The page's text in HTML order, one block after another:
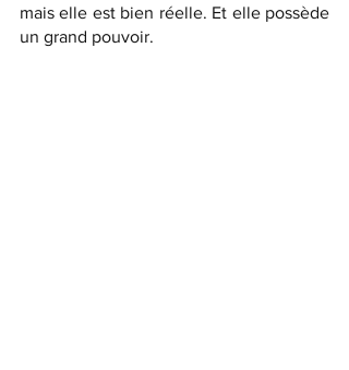
mais elle est bien réelle. Et elle possède
un grand pouvoir.